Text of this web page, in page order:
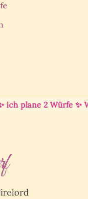
plane 2 Würfe ✨